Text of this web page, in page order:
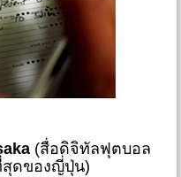
(สื่อดิจิทัลฟุตบอล
สุดของญี่ปุ่น)